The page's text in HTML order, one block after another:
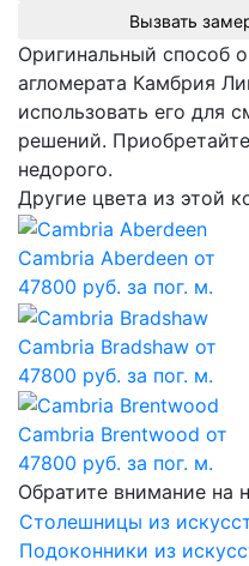
Оригинальный способ
агломерата Камбрия
использовать его для
решений.
недорого.
Другие цвета из этой
Cambria Aberdeen от
47800 руб. за пог. м.
Cambria Bradshaw от
47800 руб. за пог. м.
Cambria Brentwood от
47800 руб. за пог. м.
Обратите внимание на
Столешницы из
Подоконники из